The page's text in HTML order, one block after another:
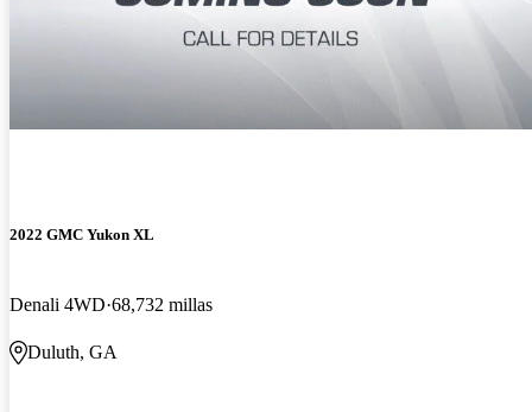
2022 GMC Yukon XL
Denali 4WD 68,732 millas
Duluth, GA